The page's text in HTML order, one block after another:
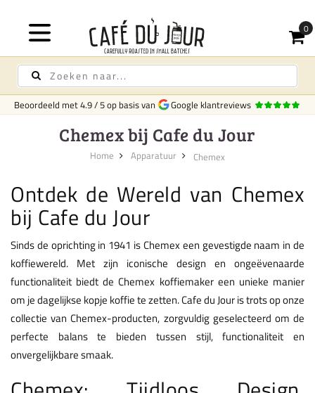
Beoordeeld met4.9/5op basis van Google klantreviews
Chemex bij Cafe du Jour
Home Apparatuur Chemex
Ontdek de Wereld van Chemex
bij Cafe du Jour
Sinds de oprichting in 1941 is Chemex een gevestigde naam in de
koffiewereld. Met zijn iconische design en ongeëvenaarde
functionaliteit biedt de Chemex koffiemaker een unieke manier
om je dagelijkse kopje koffie te zetten. Cafe du Jour is trots op onze
collectie van Chemex-producten, zorgvuldig geselecteerd om de
perfecte balans te bieden tussen stijl, functionaliteit en
onvergelijkbare smaak.